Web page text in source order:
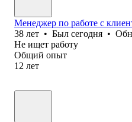
Менеджер по работе с
38 лет • Был сегодня •
Не ищет работу
Общий опыт
12 лет